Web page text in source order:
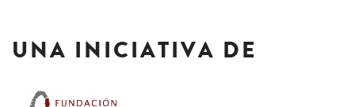
UNA INICIATIVA DE